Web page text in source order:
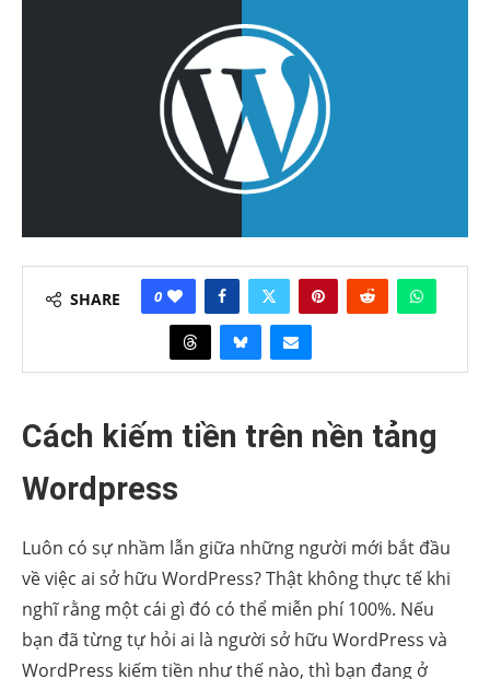
SHARE 0
Cách kiếm tiền trên nền tảng
Wordpress
Luôn có sự nhầm lẫn giữa những người mới bắt đầu
về việc ai sở hữu WordPress? Thật không thực tế khi
nghĩ rằng một cái gì đó có thể miễn phí 100%. Nếu
bạn đã từng tự hỏi ai là người sở hữu WordPress và
WordPress kiếm tiền như thế nào, thì bạn đang ở